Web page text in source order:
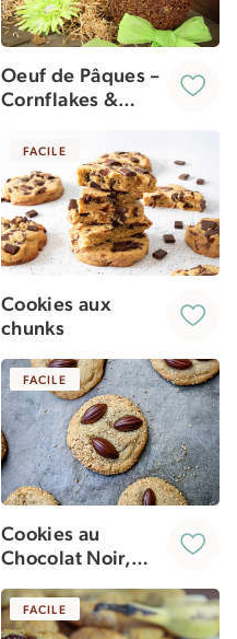
Oeuf de Pâques –
Cornflakes &
FACILE
Cookies aux
chunks
FACILE
Cookies au
Chocolat Noir,
FACILE